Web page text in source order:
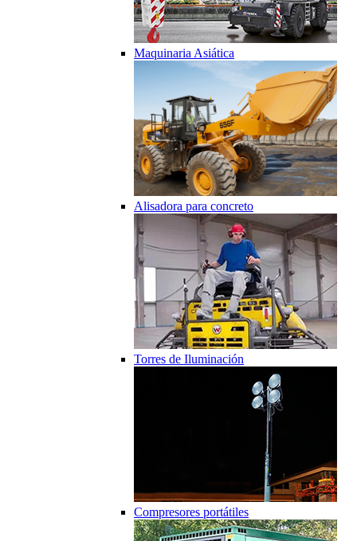
Maquinaria Asiática
Alisadora para concreto
Torres de Iluminación
Compresores portátiles